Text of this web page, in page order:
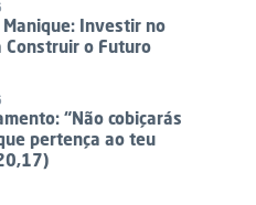
Investir no
Construir o Futuro
“Não cobiçarás
pertença ao teu